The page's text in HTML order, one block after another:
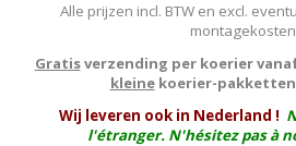
Alle prijzen incl. BTW en excl.
montagekosten
Gratisverzending per koerier
kleinekoerier-pakketten
Wij leveren ook in Nederland !
l'étranger. N'hésitez pas à